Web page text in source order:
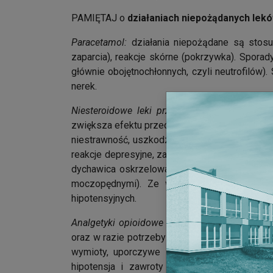
PAMIĘTAJ o działaniach niepożądanych
Paracetamol: działania niepożądane są
zaparcia), reakcje skórne (pokrzywka).
głównie obojętnochłonnych, czyli
nerek.
Niesteroidowe leki przeciwbólowe, NLPZ
zwiększa efektu przeciwbólowego, ale
niestrawność, uszkodzenie błony śluzowej
reakcje depresyjne, zaburzenia widzenia);
dychawica oskrzelowa). Stosowanie w
moczopędnymi). Ze względu na
hipotensyjnych.
Analgetyki opioidowe(morfina, fentanyl,
oraz w razie potrzeby (tzw. bóle przebijające)
wymioty, uporczywe zaparcia, suchość w
hipotensja i zawroty głowy; zaburzenia